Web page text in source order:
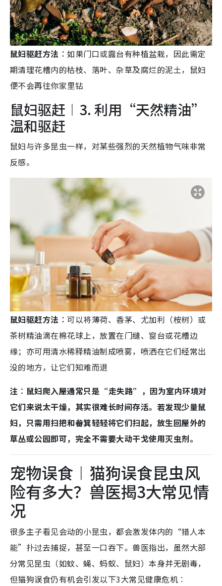
鼠妇驱赶方法︰如果门口或露台有种植盆栽，因此需定
期清理花槽内的枯枝、落叶、杂草及腐烂的泥土，鼠妇
便不会再往你家里钻
鼠妇驱赶︱3. 利用“天然精油”
温和驱赶
鼠妇与许多昆虫一样，对某些强烈的天然植物气味非常
反感。
鼠妇驱赶方法︰ 可以将薄荷、香茅、尤加利（桉树）或
茶树精油滴在棉花球上，放置在门缝、窗台或花槽边
缘；亦可用清水稀释精油制成喷雾，喷洒在它们经常出
没的地方，让它们知难而退
注︰鼠妇爬入屋通常只是“走失路”，因为室内环境对
它们来说太干燥，其实很难长时间存活。若发现少量鼠
妇，只需用扫把和畚箕轻轻将它们扫起，放生回屋外的
草丛或公园即可，完全不需要大动干戈使用灭虫剂。
宠物误食︱猫狗误食昆虫风
险有多大？兽医揭3大常见情
况
很多主子看见会动的小昆虫，都会激发体内的“猎人本
能”扑过去捕捉，甚至一口吞下。兽医指出，虽然大部
分常见昆虫（如蚊、蝇、蚂蚁、鼠妇）本身并无剧毒，
但猫狗误食仍有机会引发以下3大常见健康危机︰